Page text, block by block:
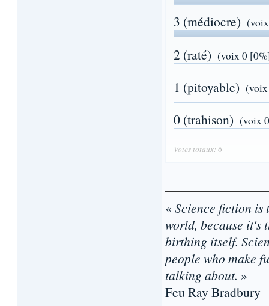
3 (médiocre)
2 (raté) (voix 0
1 (pitoyable)
0 (trahison) (voix
Votes totaux: 6
« Science fiction is
world, because it's
birthing itself.
people who make
talking about. »
Feu Ray Bradbury